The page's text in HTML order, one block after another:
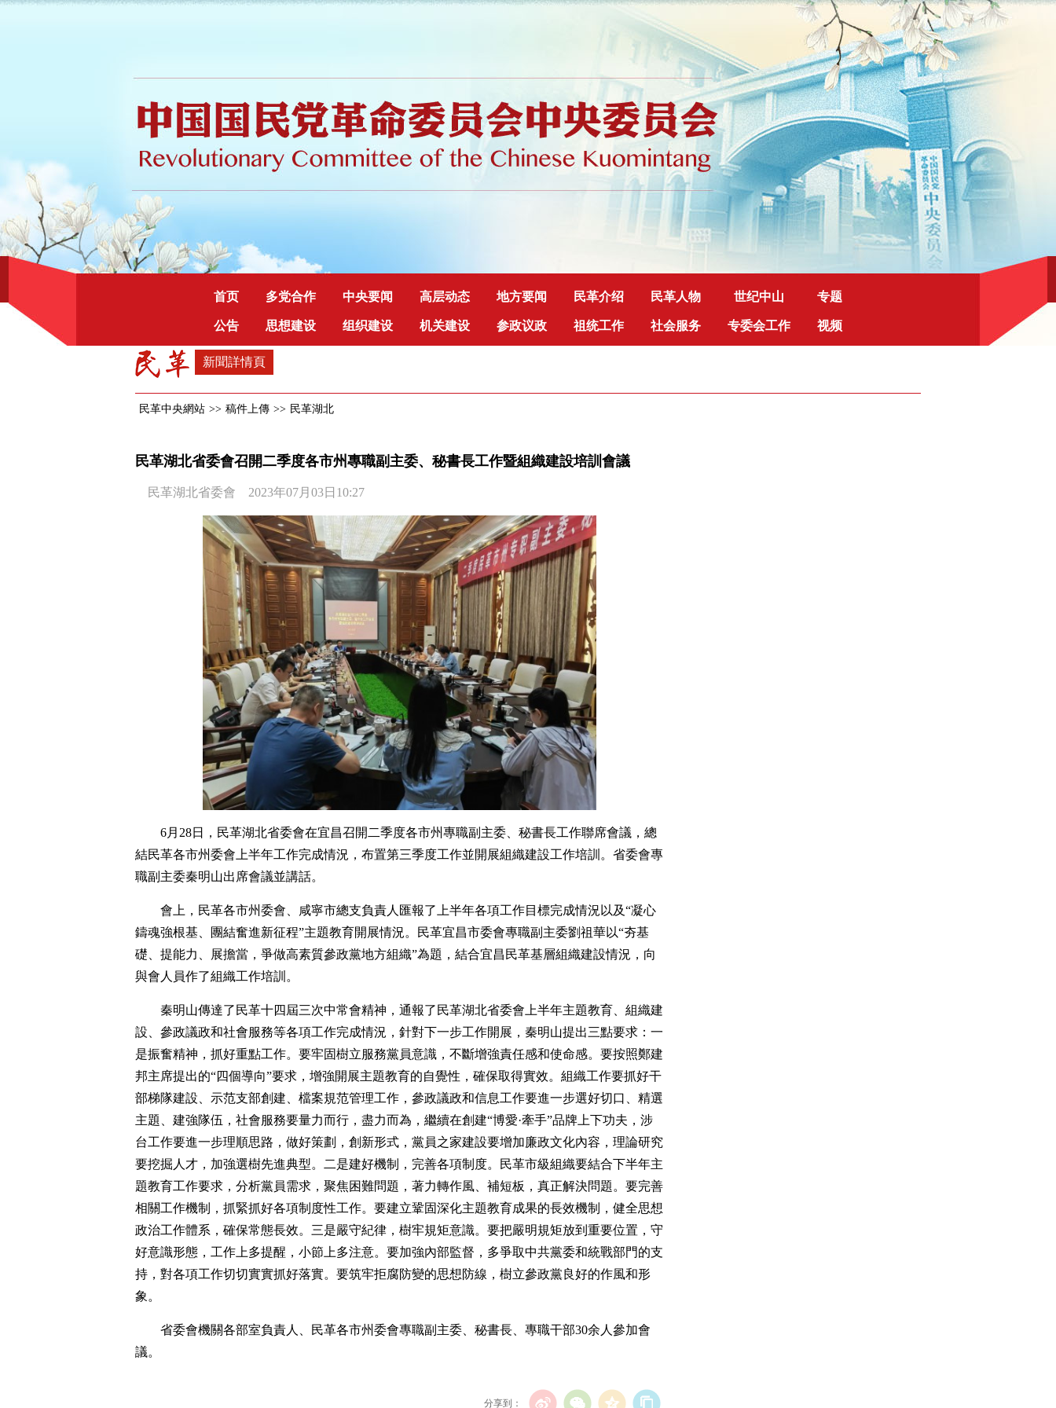
首页 多党合作 中央要闻 高层动态 地方要闻 民革介绍 民革人物 世纪中山 专题
公告 思想建设 组织建设 机关建设 参政议政 祖统工作 社会服务 专委会工作 视频
新聞詳情頁
民革中央網站 >> 稿件上傳 >> 民革湖北
民革湖北省委會召開二季度各市州專職副主委、秘書長工作暨組織建設培訓會議
民革湖北省委會 2023年07月03日10:27
6月28日，民革湖北省委會在宜昌召開二季度各市州專職副主委、秘書長工作聯席會議，總
結民革各市州委會上半年工作完成情況，布置第三季度工作並開展組織建設工作培訓。省委會專
職副主委秦明山出席會議並講話。
會上，民革各市州委會、咸寧市總支負責人匯報了上半年各項工作目標完成情況以及“凝心
鑄魂強根基、團結奮進新征程”主題教育開展情況。民革宜昌市委會專職副主委劉祖華以“夯基
礎、提能力、展擔當，爭做高素質參政黨地方組織”為題，結合宜昌民革基層組織建設情況，向
與會人員作了組織工作培訓。
秦明山傳達了民革十四屆三次中常會精神，通報了民革湖北省委會上半年主題教育、組織建
設、參政議政和社會服務等各項工作完成情況，針對下一步工作開展，秦明山提出三點要求：一
是振奮精神，抓好重點工作。要牢固樹立服務黨員意識，不斷增強責任感和使命感。要按照鄭建
邦主席提出的“四個導向”要求，增強開展主題教育的自覺性，確保取得實效。組織工作要抓好干
部梯隊建設、示范支部創建、檔案規范管理工作，參政議政和信息工作要進一步選好切口、精選
主題、建強隊伍，社會服務要量力而行，盡力而為，繼續在創建“博愛·牽手”品牌上下功夫，涉
台工作要進一步理順思路，做好策劃，創新形式，黨員之家建設要增加廉政文化內容，理論研究
要挖掘人才，加強選樹先進典型。二是建好機制，完善各項制度。民革市級組織要結合下半年主
題教育工作要求，分析黨員需求，聚焦困難問題，著力轉作風、補短板，真正解決問題。要完善
相關工作機制，抓緊抓好各項制度性工作。要建立鞏固深化主題教育成果的長效機制，健全思想
政治工作體系，確保常態長效。三是嚴守紀律，樹牢規矩意識。要把嚴明規矩放到重要位置，守
好意識形態，工作上多提醒，小節上多注意。要加強內部監督，多爭取中共黨委和統戰部門的支
持，對各項工作切切實實抓好落實。要筑牢拒腐防變的思想防線，樹立參政黨良好的作風和形
象。
省委會機關各部室負責人、民革各市州委會專職副主委、秘書長、專職干部30余人參加會
議。
分享到：